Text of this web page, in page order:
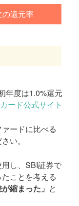
の還元率
年度は1.0%還元
ード公式サイト
ードに比べる
い。
し、SBI証券で
ことを考える
縮まった」 と